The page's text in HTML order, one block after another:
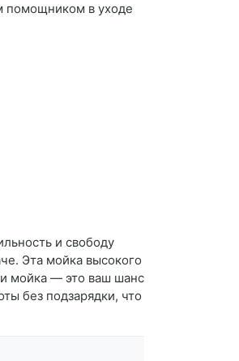
помощником в уходе
и свободу
Эта мойка высокого
мойка — это ваш шанс
без подзарядки, что